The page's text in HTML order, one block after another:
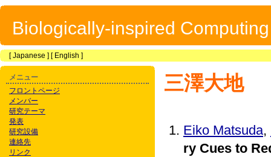
Biologically-inspired
[Japanese ] [ English ]
三澤大地
Eiko Matsuda,
ry Cues to
メニュー
フロントページ
メンバー
研究テーマ
発表
研究設備
連絡先
リンク